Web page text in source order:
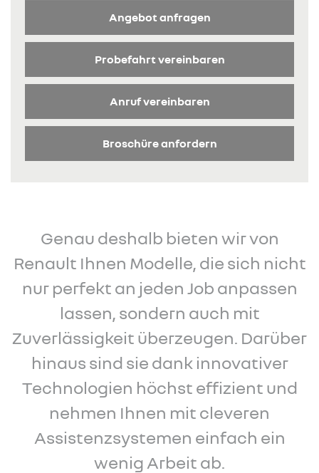
Angebot anfragen
Probefahrt vereinbaren
Anruf vereinbaren
Broschüre anfordern
Genau deshalb bieten wir von
Renault Ihnen Modelle, die sich nicht
nur perfekt an jeden Job anpassen
lassen, sondern auch mit
Zuverlässigkeit überzeugen. Darüber
hinaus sind sie dank innovativer
Technologien höchst effizient und
nehmen Ihnen mit cleveren
Assistenzsystemen einfach ein
wenig Arbeit ab.